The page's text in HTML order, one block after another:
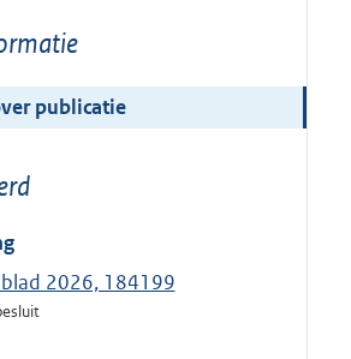
publicatie
2026, 184199